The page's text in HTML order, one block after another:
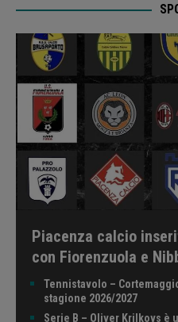
Piacenza calcio
con Fiorenzuola e
Tennistavolo –
stagione 2026/2027
Serie B – Oliver Krilkovs è